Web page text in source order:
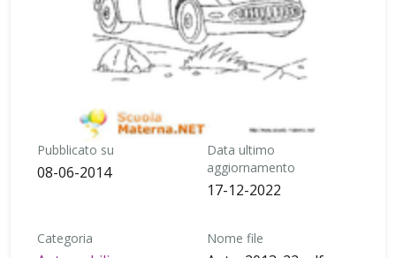
Pubblicato su
08-06-2014
Data ultimo
aggiornamento
17-12-2022
Categoria Nome file